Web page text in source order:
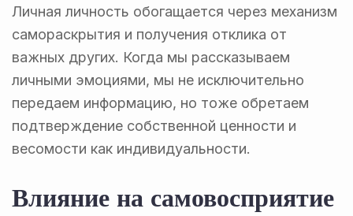
Личная личность обогащается через механизм
самораскрытия и получения отклика от
важных других. Когда мы рассказываем
личными эмоциями, мы не исключительно
передаем информацию, но тоже обретаем
подтверждение собственной ценности и
весомости как индивидуальности.
Влияние на самовосприятие